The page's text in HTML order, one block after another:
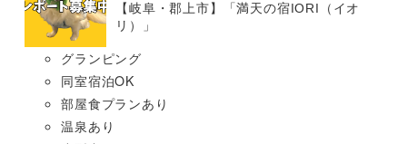
【岐阜・郡上市】「満天の宿IORI（イオ
リ）」
グランピング
同室宿泊OK
部屋食プランあり
温泉あり